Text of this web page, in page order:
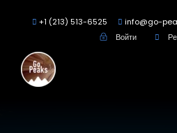
+1 (213) 513-6525 info@go-
Войти